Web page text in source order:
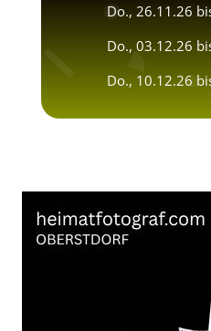
Do., 26.11.26
Do., 03.12.26
Do., 10.12.26